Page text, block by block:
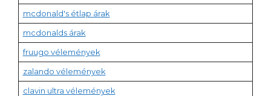
mcdonald's étlap árak
mcdonalds árak
fruugo vélemények
zalando vélemények
clavin ultra vélemények